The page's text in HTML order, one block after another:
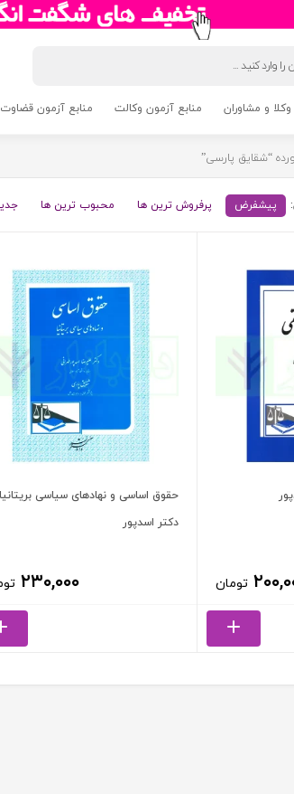
و مشاوران منابع آزمون وکالت منابع آزمون قضاوت
“شقایق پارسی”
پیشفرض پرفروش ترین ها محبوب ترین ها
تومان
حقوق اساسی و نهادهای سیاسی
دکتر اسدپور
۲۳۰,۰۰۰